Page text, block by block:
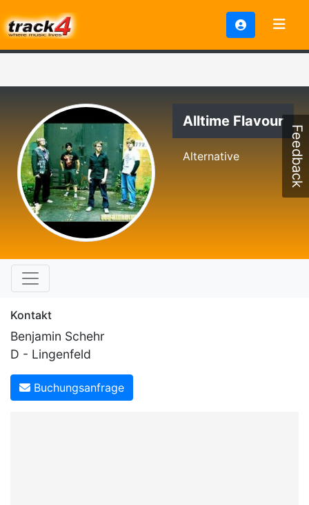
Alltime Flavour
Alternative
Kontakt
Benjamin Schehr
D - Lingenfeld
Buchungsanfrage
Feedback